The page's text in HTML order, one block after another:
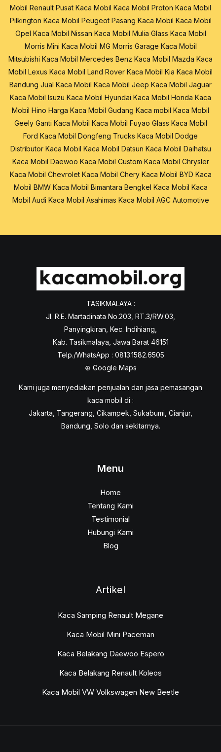
Mobil Renault Pusat Kaca Mobil Kaca Mobil Proton Kaca Mobil
Pilkington Kaca Mobil Peugeot Pasang Kaca Mobil Kaca Mobil
Opel Kaca Mobil Nissan Kaca Mobil Mulia Glass Kaca Mobil
Morris Mini Kaca Mobil MG Morris Garage Kaca Mobil
Mitsubishi Kaca Mobil Mercedes Benz Kaca Mobil Mazda Kaca
Mobil Lexus Kaca Mobil Land Rover Kaca Mobil Kia Kaca Mobil
Bandung Jual Kaca Mobil Kaca Mobil Jeep Kaca Mobil Jaguar
Kaca Mobil Isuzu Kaca Mobil Hyundai Kaca Mobil Honda Kaca
Mobil Hino Harga Kaca Mobil Gudang Kaca mobil Kaca Mobil
Geely Ganti Kaca Mobil Kaca Mobil Fuyao Glass Kaca Mobil
Ford Kaca Mobil Dongfeng Trucks Kaca Mobil Dodge
Distributor Kaca Mobil Kaca Mobil Datsun Kaca Mobil Daihatsu
Kaca Mobil Daewoo Kaca Mobil Custom Kaca Mobil Chrysler
Kaca Mobil Chevrolet Kaca Mobil Chery Kaca Mobil BYD Kaca
Mobil BMW Kaca Mobil Bimantara Bengkel Kaca Mobil Kaca
Mobil Audi Kaca Mobil Asahimas Kaca Mobil AGC Automotive
TASIKMALAYA :
Jl. R.E. Martadinata No.203, RT.3/RW.03,
Panyingkiran, Kec. Indihiang,
Kab. Tasikmalaya, Jawa Barat 46151
Telp./WhatsApp : 0813.1582.6505
⊕ Google Maps
Kami juga menyediakan penjualan dan jasa pemasangan
kaca mobil di :
Jakarta, Tangerang, Cikampek, Sukabumi, Cianjur,
Bandung, Solo dan sekitarnya.
Menu
Home
Tentang Kami
Testimonial
Hubungi Kami
Blog
Artikel
Kaca Samping Renault Megane
Kaca Mobil Mini Paceman
Kaca Belakang Daewoo Espero
Kaca Belakang Renault Koleos
Kaca Mobil VW Volkswagen New Beetle